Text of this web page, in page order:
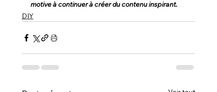
motive à continuer à créer du contenu inspirant.
DIY